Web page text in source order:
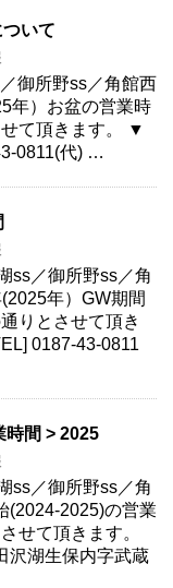
いて
御所野ss／角館西
年）お盆の営業時
て頂きます。 ▼
0811(代) …
ss／御所野ss／角
年）GW期間
りとさせて頂き
0187-43-0811
時間 > 2025
ss／御所野ss／角
(2024-2025)の営業
せて頂きます。
湖生保内字武蔵